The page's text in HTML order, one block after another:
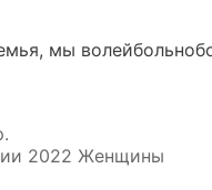
мы
2022 Женщины